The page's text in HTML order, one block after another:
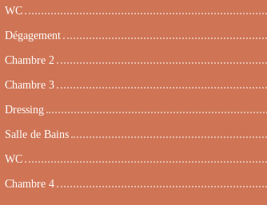
WC
Dégagement
Chambre 2
Chambre 3
Dressing
Salle de Bains
WC
Chambre 4